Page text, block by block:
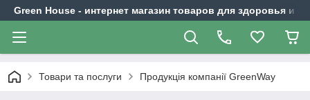
Green House - интернет магазин товаров для здоровья и
Товари та послуги Продукція компанії GreenWay